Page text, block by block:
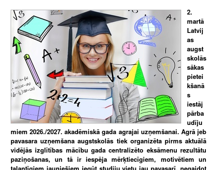
2.
martā
Latvij
as
augst
skolās
sākas
pietei
kšanā
s
iestāj
pārba
udīju
miem 2026./2027. akadēmiskā gada agrajai uzņemšanai. Agrā jeb
pavasara uzņemšana augstskolās tiek organizēta pirms aktuālā
vidējās izglītības mācību gada centralizēto eksāmenu rezultātu
paziņošanas, un tā ir iespēja mērķtiecīgiem, motivētiem un
talantīgiem jauniešiem iegūt studiju vietu jau pavasarī, negaidot